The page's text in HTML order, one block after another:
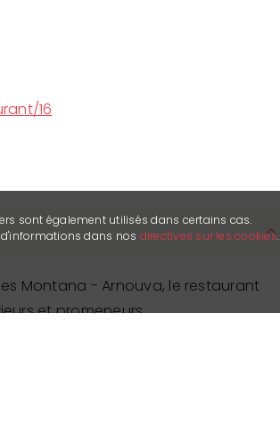
16
Montana - Arnouva, le restaurant
et promeneurs.
sont également utilisés dans certains cas.
dans nos directives sur les cookies.